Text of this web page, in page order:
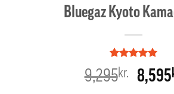
Bluegaz Kyoto
Bedømt
som
ud
af 5 baseret
3
9,295kr. Den
8,595